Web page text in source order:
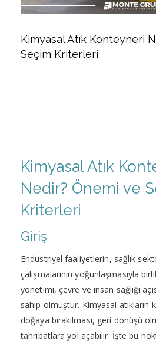
Kimyasal Atık Konteyneri
Seçim Kriterleri
Kimyasal Atık
Nedir? Önemi ve
Kriterleri
Giriş
Endüstriyel faaliyetlerin, sağlık
çalışmalarının yoğunlaşmasıyla
yönetimi, çevre ve insan sağlığı
sahip olmuştur. Kimyasal atıkların
doğaya bırakılması, geri dönüşü
tahribatlara yol açabilir. İşte bu